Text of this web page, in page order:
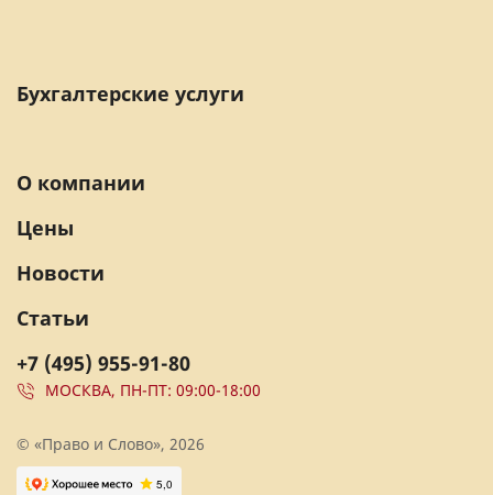
Бухгалтерские услуги
+7 (495) 955-91-80
МОСКВА, ПН-ПТ: 09:00-18:00
О компании
Цены
Новости
Статьи
© «Право и Слово», 2026